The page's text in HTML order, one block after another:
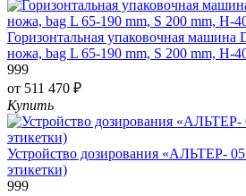
Горизонтальная упаковочная
ножа, bag L 65-190 mm, S 200 mm, H-
999
от 511 470 ₽
Купить
Устройство дозирования «АЛЬТЕР-
этикетки)
999